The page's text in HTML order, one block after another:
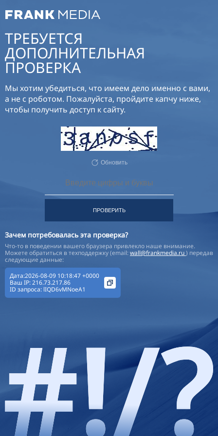
ТРЕБУЕТСЯ
ДОПОЛНИТЕЛЬНАЯ
ПРОВЕРКА
Мы хотим убедиться, что имеем дело именно с вами,
а не с роботом. Пожалуйста, пройдите капчу ниже,
чтобы получить доступ к сайту.
Обновить
ПРОВЕРИТЬ
Зачем потребовалась эта проверка?
Что-то в поведении вашего браузера привлекло наше внимание.
Можете обратиться в техподдержку (email:wall@frankmedia.ru) передав
следующие данные:
Дата:2026-08-09 10:18:47 +0000
Ваш IP:216.73.217.86
ID запроса: lIQD6vMNoeA1